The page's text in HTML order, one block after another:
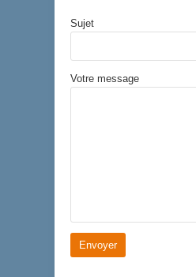
Sujet
Votre message